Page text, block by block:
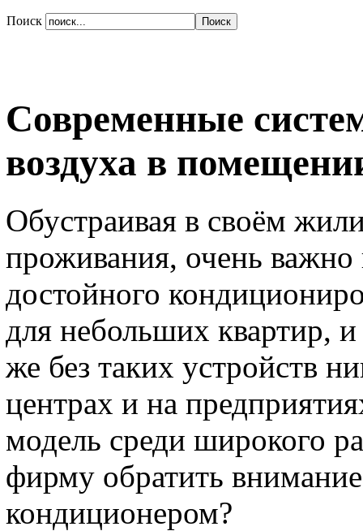
Поиск
Современные
воздуха в
Обустраивая в своём
проживания, очень важно
достойного
для небольших квартир,
же без таких устройств
центрах и на
модель среди широкого
фирму обратить
кондиционером?